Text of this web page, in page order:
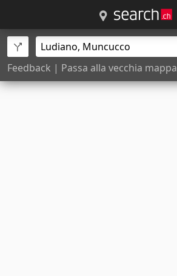
Feedback | Passa alla vecchia mappa